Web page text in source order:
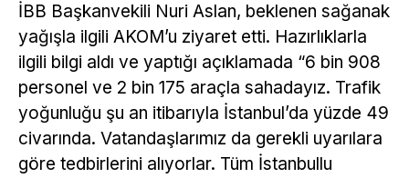
İBB Başkanvekili Nuri Aslan, beklenen sağanak
yağışla ilgili AKOM’u ziyaret etti. Hazırlıklarla
ilgili bilgi aldı ve yaptığı açıklamada “6 bin 908
personel ve 2 bin 175 araçla sahadayız. Trafik
yoğunluğu şu an itibarıyla İstanbul’da yüzde 49
civarında. Vatandaşlarımız da gerekli uyarılara
göre tedbirlerini alıyorlar. Tüm İstanbullu